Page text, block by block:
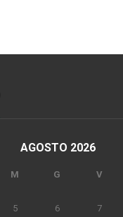
AGOSTO 2026
M G V
5 6 7